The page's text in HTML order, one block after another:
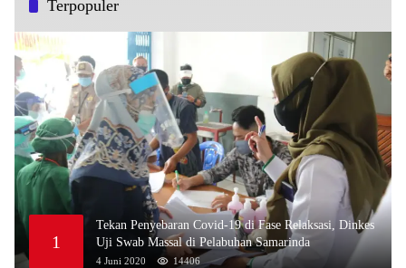
Terpopuler
1
Tekan Penyebaran Covid-19 di Fase Relaksasi, Dinkes
Uji Swab Massal di Pelabuhan Samarinda
4 Juni 2020 14406